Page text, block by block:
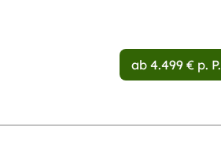
ab 4.499 € p. P.